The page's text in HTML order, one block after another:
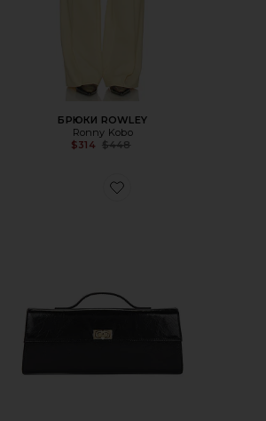
БРЮКИ ROWLEY
Ronny Kobo
$314 Previous price:
$448
Favorite СУМКА PHOENIX